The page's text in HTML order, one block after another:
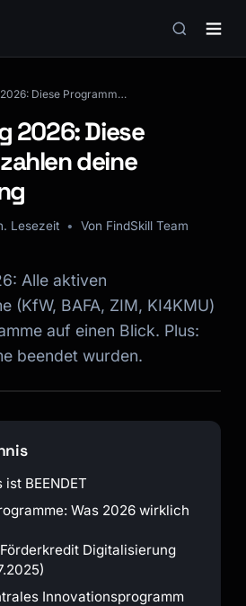
KI-Förderung 2026: Diese Programme zahlen deine Digitalisierung
2026: Diese
deine
Lesezeit Von FindSkill Team
Alle aktiven
(KfW, BAFA, ZIM, KI4KMU)
auf einen Blick. Plus:
beendet wurden.
ist BEENDET
Was 2026 wirklich
Digitalisierung
Innovationsprogramm